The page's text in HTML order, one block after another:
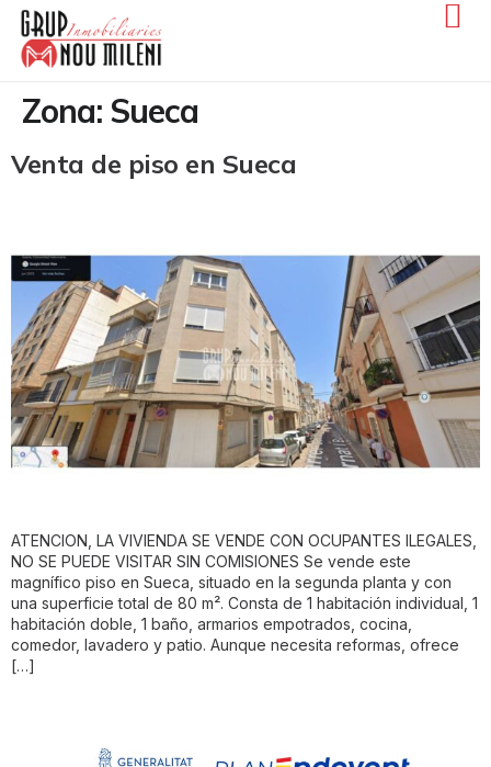
Zona: Sueca
Venta de piso en Sueca
ATENCION, LA VIVIENDA SE VENDE CON OCUPANTES ILEGALES,
NO SE PUEDE VISITAR SIN COMISIONES Se vende este
magnífico piso en Sueca, situado en la segunda planta y con
una superficie total de 80 m². Consta de 1 habitación individual, 1
habitación doble, 1 baño, armarios empotrados, cocina,
comedor, lavadero y patio. Aunque necesita reformas, ofrece
[…]